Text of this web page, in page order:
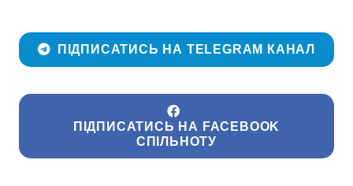
ПІДПИСАТИСЬ НА TELEGRAM КАНАЛ
ПІДПИСАТИСЬ НА FACEBOOK
СПІЛЬНОТУ